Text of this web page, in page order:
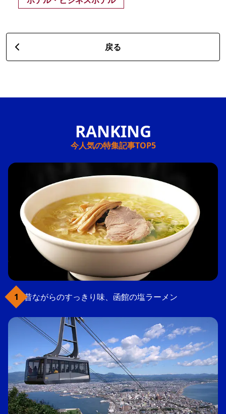
戻る
今人気の特集記事TOP5
昔ながらのすっきり味、函館の塩ラーメン